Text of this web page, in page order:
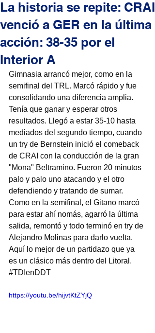
La historia se repite: CRAI
venció a GER en la última
acción: 38-35 por el
Interior A
Gimnasia arrancó mejor, como en la
semifinal del TRL. Marcó rápido y fue
consolidando una diferencia amplia.
Tenía que ganar y esperar otros
resultados. Llegó a estar 35-10 hasta
mediados del segundo tiempo, cuando
un try de Bernstein inició el comeback
de CRAI con la conducción de la gran
"Mona" Beltramino. Fueron 20 minutos
palo y palo uno atacando y el otro
defendiendo y tratando de sumar.
Como en la semifinal, el Gitano marcó
para estar ahí nomás, agarró la última
salida, remontó y todo terminó en try de
Alejandro Molinas para darlo vuelta.
Aquí lo mejor de un partidazo que ya
es un clásico más dentro del Litoral.
#TDIenDDT
https://youtu.be/hijvtKtZYjQ